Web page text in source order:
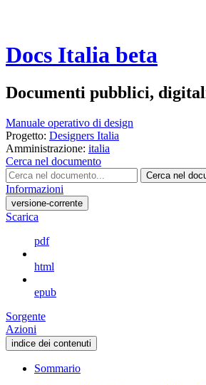
Docs Italia beta
Documenti pubblici,
Manuale operativo di design
Progetto: Designers Italia
Amministrazione: italia
Cerca nel documento
Cerca nel
Informazioni
versione-corrente
Scarica
pdf
html
epub
Sorgente
Azioni
indice dei contenuti
Sommario